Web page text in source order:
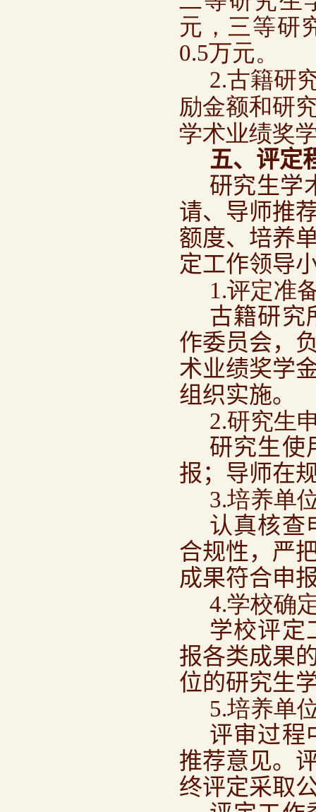
元，三等研
0.5万元。
2.古籍研
励金额和研
学术业绩奖
五、评定
研究生学
请、导师推
额度、培养
定工作领导
1.评定准
古籍研究
作委员会，
术业绩奖学
组织实施。
2.研究生
研究生使
报；导师在
3.培养单
认真核查
合规性，严
成果符合申
4.学校确
学校评定
报各类成果
位的研究生
5.培养单
评审过程
推荐意见。
终评定采取